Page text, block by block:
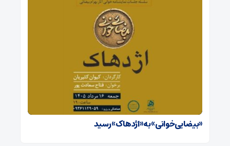
«بیضایی‌خوانی» به «اژدهاک» رسید